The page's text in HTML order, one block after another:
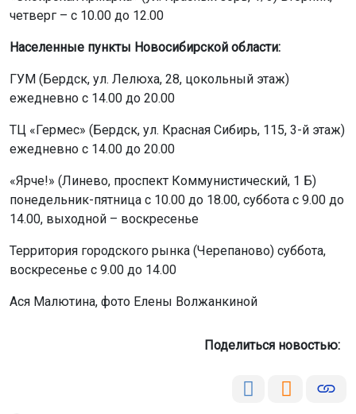
четверг – с 10.00 до 12.00
Населенные пункты Новосибирской области:
ГУМ (Бердск, ул. Лелюха, 28, цокольный этаж)
ежедневно с 14.00 до 20.00
ТЦ «Гермес» (Бердск, ул. Красная Сибирь, 115, 3-й этаж)
ежедневно с 14.00 до 20.00
«Ярче!» (Линево, проспект Коммунистический, 1 Б)
понедельник-пятница с 10.00 до 18.00, суббота с 9.00 до
14.00, выходной – воскресенье
Территория городского рынка (Черепаново) суббота,
воскресенье с 9.00 до 14.00
Ася Малютина, фото Елены Волжанкиной
Поделиться новостью: